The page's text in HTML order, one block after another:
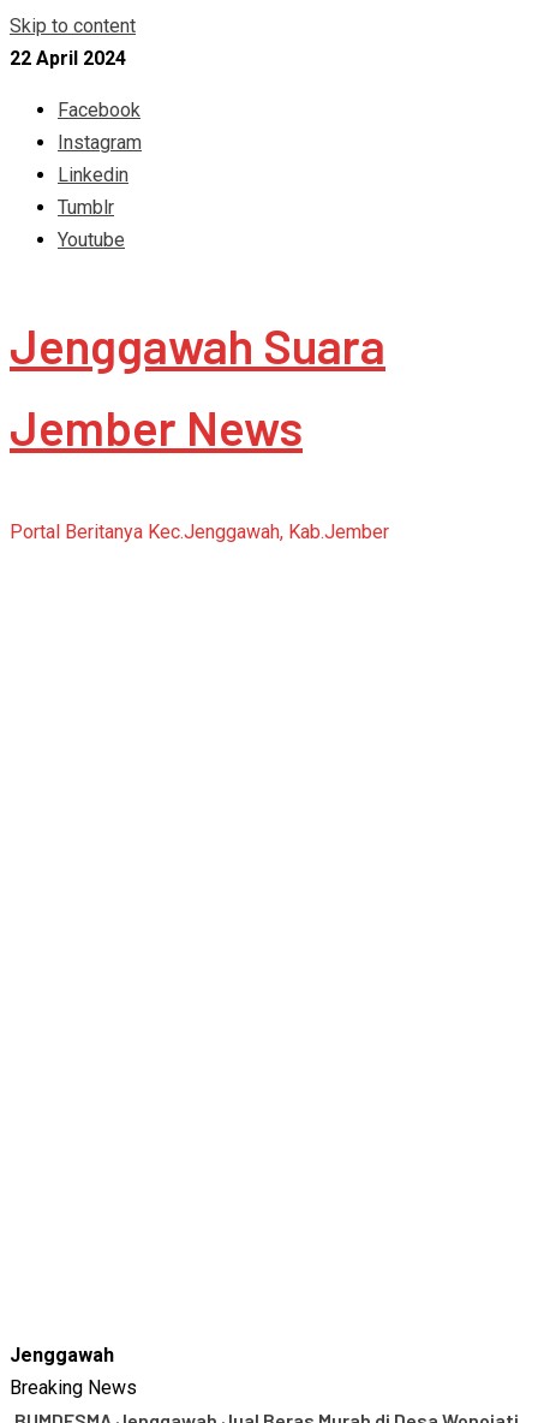
Skip to content
22 April 2024
Facebook
Instagram
Linkedin
Tumblr
Youtube
Jenggawah Suara
Jember News
Portal Beritanya Kec.Jenggawah, Kab.Jember
Jenggawah
Breaking News